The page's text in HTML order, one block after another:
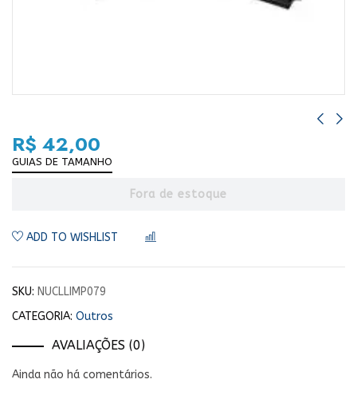
R$ 42,00
GUIAS DE TAMANHO
Fora de estoque
ADD TO WISHLIST
SKU: NUCLLIMP079
CATEGORIA: Outros
AVALIAÇÕES (0)
Ainda não há comentários.